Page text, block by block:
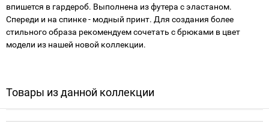
впишется в гардероб. Выполнена из футера с эластаном.
Спереди и на спинке - модный принт. Для создания более
стильного образа рекомендуем сочетать с брюками в цвет
модели из нашей новой коллекции.
Товары из данной коллекции